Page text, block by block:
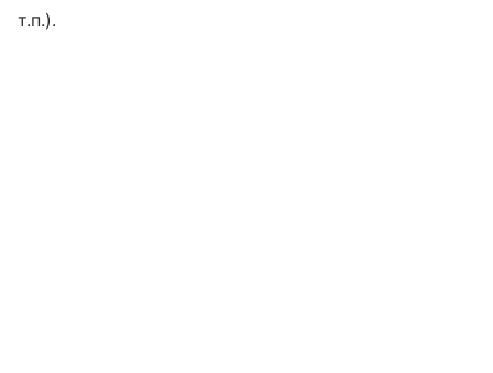
т.п.).